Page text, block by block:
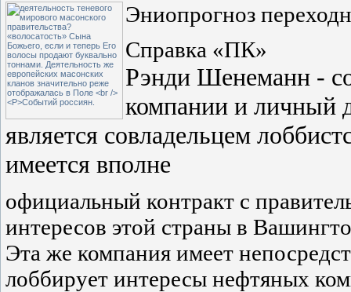
Эниопрогноз
Справка «ПК»
Рэнди Шенеманн -
компании и
является совладельцем
имеется вполне
официальный контракт с
интересов этой страны в
Эта же компания имеет
лоббирует интересы нефтяных